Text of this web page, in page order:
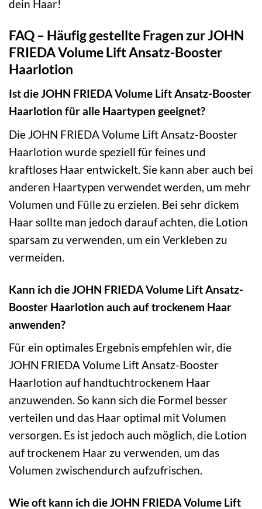
dein Haar!
FAQ – Häufig gestellte Fragen zur JOHN
FRIEDA Volume Lift Ansatz-Booster
Haarlotion
Ist die JOHN FRIEDA Volume Lift Ansatz-Booster
Haarlotion für alle Haartypen geeignet?
Die JOHN FRIEDA Volume Lift Ansatz-Booster
Haarlotion wurde speziell für feines und
kraftloses Haar entwickelt. Sie kann aber auch bei
anderen Haartypen verwendet werden, um mehr
Volumen und Fülle zu erzielen. Bei sehr dickem
Haar sollte man jedoch darauf achten, die Lotion
sparsam zu verwenden, um ein Verkleben zu
vermeiden.
Kann ich die JOHN FRIEDA Volume Lift Ansatz-
Booster Haarlotion auch auf trockenem Haar
anwenden?
Für ein optimales Ergebnis empfehlen wir, die
JOHN FRIEDA Volume Lift Ansatz-Booster
Haarlotion auf handtuchtrockenem Haar
anzuwenden. So kann sich die Formel besser
verteilen und das Haar optimal mit Volumen
versorgen. Es ist jedoch auch möglich, die Lotion
auf trockenem Haar zu verwenden, um das
Volumen zwischendurch aufzufrischen.
Wie oft kann ich die JOHN FRIEDA Volume Lift